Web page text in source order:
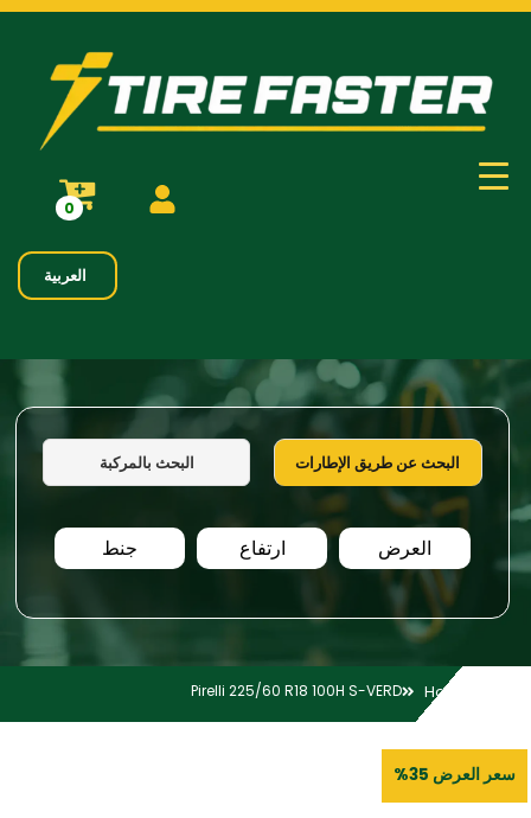
0
العربية
البحث عن طريق الإطارات البحث بالمركبة
العرض ارتفاع جنط
Home
Pirelli 225/60 R18 100H S-VERD
سعر العرض 35%